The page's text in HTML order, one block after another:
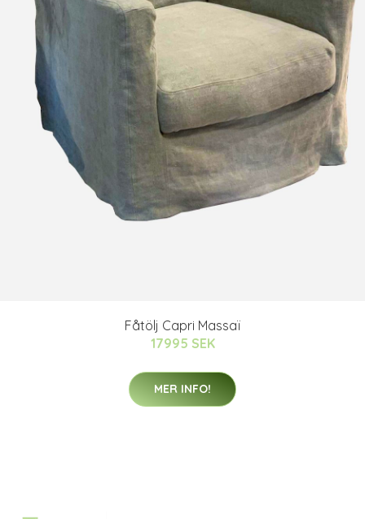
Fåtölj Capri Massaï
17995 SEK
MER INFO!